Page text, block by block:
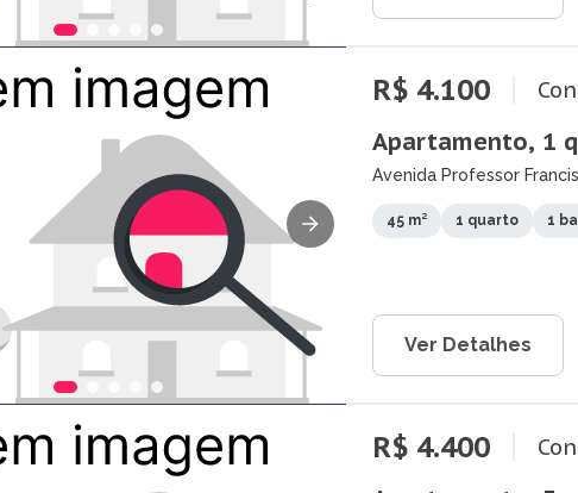
R$ 4.100
Apartamento, 1
Avenida Professor
45 m² 1 quarto 1
Ver Detalhes
R$ 4.400